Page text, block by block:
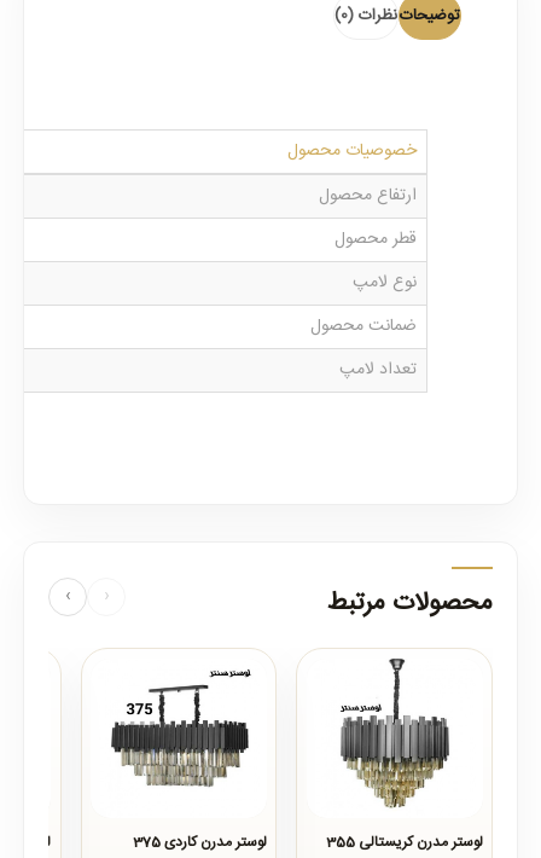
توضیحاتنظرات (0)
خصوصیات محصول
ارتفاع محصول
قطر محصول
نوع لامپ
ضمانت محصول
تعداد لامپ
محصولات مرتبط ‹
›
لوستر مدرن کریستالی 355
لوستر مدرن کاردی 375
لوستر